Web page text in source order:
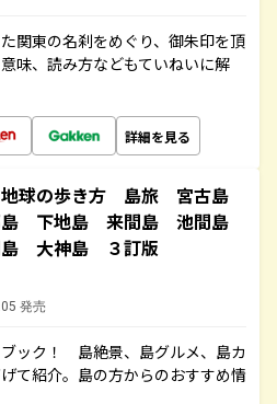
関東の名刹をめぐり、御朱印を頂
味、読み方などもていねいに解
詳細を見る
球の歩き方 島旅 宮古島
島 下地島 来間島 池間島
島 大神島 ３訂版
発売
ック！ 島絶景、島グルメ、島カ
て紹介。島の方からのおすすめ情